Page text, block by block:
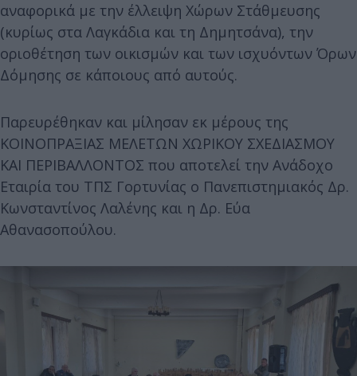
αναφορικά με την έλλειψη Χώρων Στάθμευσης
(κυρίως στα Λαγκάδια και τη Δημητσάνα), την
οριοθέτηση των οικισμών και των ισχυόντων Όρων
Δόμησης σε κάποιους από αυτούς.
Παρευρέθηκαν και μίλησαν εκ μέρους της
ΚΟΙΝΟΠΡΑΞΙΑΣ ΜΕΛΕΤΩΝ ΧΩΡΙΚΟΥ ΣΧΕΔΙΑΣΜΟΥ
ΚΑΙ ΠΕΡΙΒΑΛΛΟΝΤΟΣ που αποτελεί την Ανάδοχο
Εταιρία του ΤΠΣ Γορτυνίας ο Πανεπιστημιακός Δρ.
Κωνσταντίνος Λαλένης και η Δρ. Εύα
Αθανασοπούλου.